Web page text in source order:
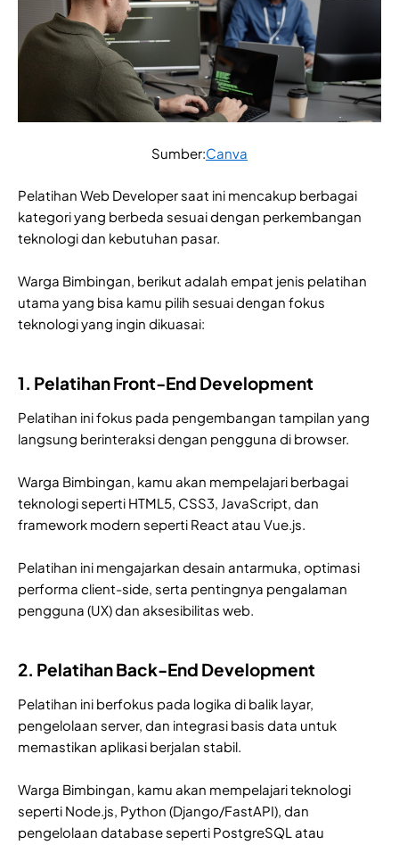
Sumber:Canva
Pelatihan Web Developer saat ini mencakup berbagai
kategori yang berbeda sesuai dengan perkembangan
teknologi dan kebutuhan pasar.
Warga Bimbingan, berikut adalah empat jenis pelatihan
utama yang bisa kamu pilih sesuai dengan fokus
teknologi yang ingin dikuasai:
1. Pelatihan Front-End Development
Pelatihan ini fokus pada pengembangan tampilan yang
langsung berinteraksi dengan pengguna di browser.
Warga Bimbingan, kamu akan mempelajari berbagai
teknologi seperti HTML5, CSS3, JavaScript, dan
framework modern seperti React atau Vue.js.
Pelatihan ini mengajarkan desain antarmuka, optimasi
performa client-side, serta pentingnya pengalaman
pengguna (UX) dan aksesibilitas web.
2. Pelatihan Back-End Development
Pelatihan ini berfokus pada logika di balik layar,
pengelolaan server, dan integrasi basis data untuk
memastikan aplikasi berjalan stabil.
Warga Bimbingan, kamu akan mempelajari teknologi
seperti Node.js, Python (Django/FastAPI), dan
pengelolaan database seperti PostgreSQL atau